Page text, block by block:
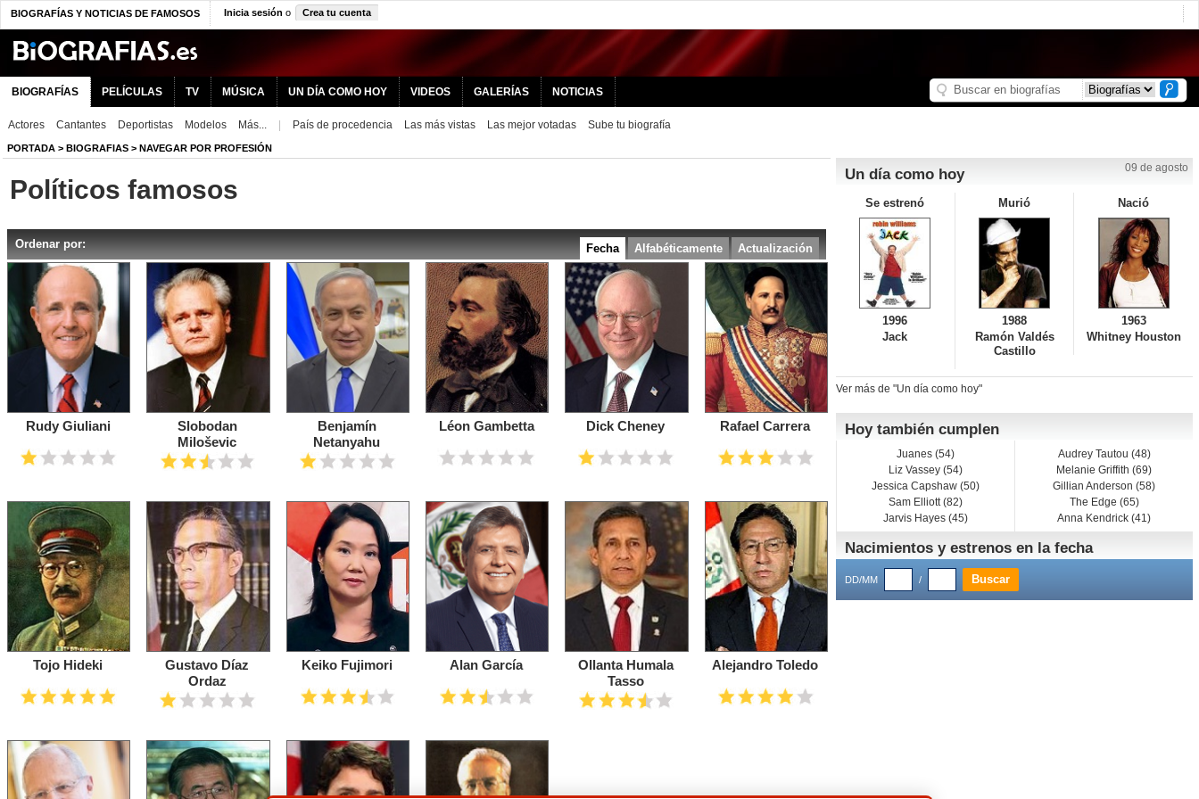
BIOGRAFÍAS Y NOTICIAS DE FAMOSOS Inicia sesión o Crea tu cuenta
BIOGRAFÍAS PELÍCULAS TV MÚSICA UN DÍA COMO HOY VIDEOS GALERÍAS NOTICIAS
Actores Cantantes Deportistas Modelos Más... País de procedencia Las más vistas Las mejor votadas Sube tu biografía
PORTADA > BIOGRAFIAS > NAVEGAR POR PROFESIÓN
Políticos famosos
Ordenar por: Actualización
Alfabéticamente
Fecha
Rudy Giuliani
Slobodan
Miloševic
Benjamín
Netanyahu
Léon Gambetta Dick Cheney Rafael Carrera
Tojo Hideki
Gustavo Díaz
Ordaz
Keiko Fujimori Alan García
Ollanta Humala
Tasso
Alejandro Toledo
Un día como hoy 09 de agosto
Se estrenó
1996
Jack
Murió
1988
Ramón Valdés
Castillo
Nació
1963
Whitney Houston
Ver más de "Un día como hoy"
Hoy también cumplen
Juanes (54)
Liz Vassey (54)
Jessica Capshaw (50)
Sam Elliott (82)
Jarvis Hayes (45)
Audrey Tautou (48)
Melanie Griffith (69)
Gillian Anderson (58)
The Edge (65)
Anna Kendrick (41)
Nacimientos y estrenos en la fecha
DD/MM /